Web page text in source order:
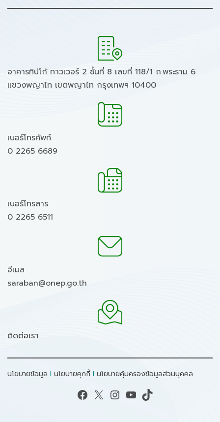
อาคารทิปโก้ ทาวเวอร์ 2 ชั้นที่ 8 เลขที่ 118/1 ถ.พระราม 6
แขวงพญาไท เขตพญาไท กรุงเทพฯ 10400
เบอร์โทรศัพท์
0 2265 6689
เบอร์โทรสาร
0 2265 6511
อีเมล
saraban@onep.go.th
ติดต่อเรา
นโยบายข้อมูล I นโยบายคุกกี้ I นโยบายคุ้มครองข้อมูลส่วนบุคคล
Facebook X Instagram YouTube TikTok